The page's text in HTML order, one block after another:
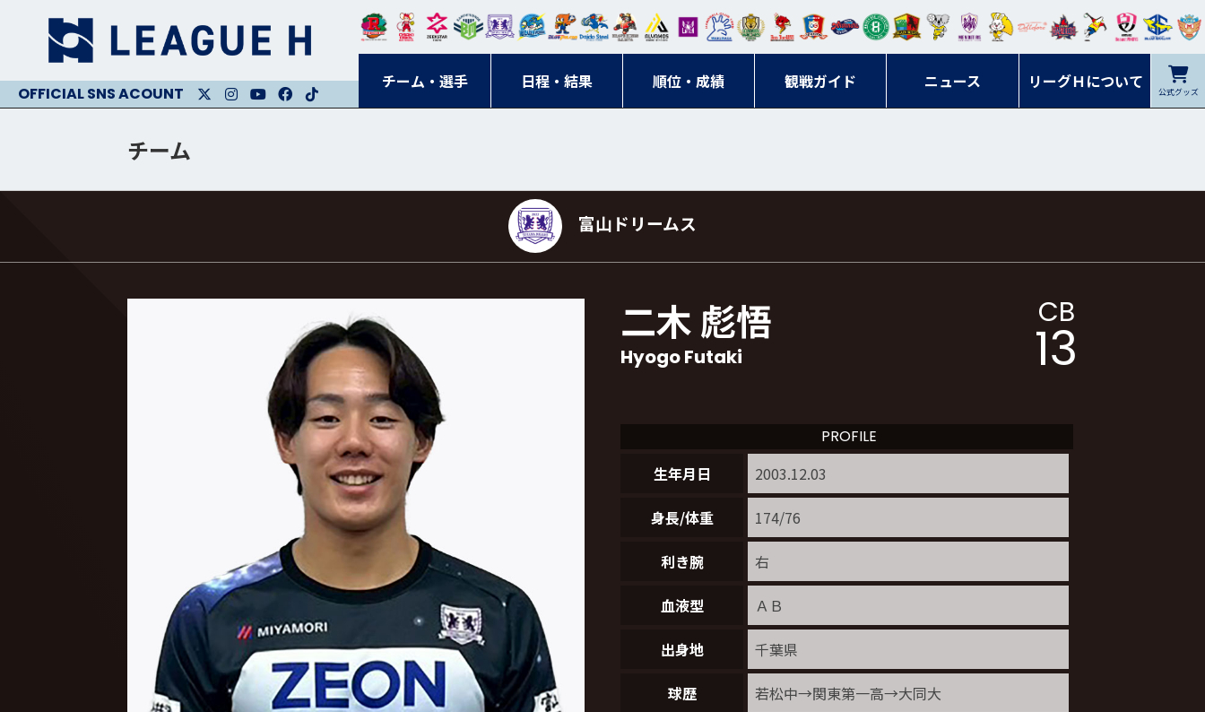
チーム・選手 日程・結果 順位・成績 観戦ガイド ニュース リーグＨについて 公式グッズ
東日
本レ
ガロ
オー
ソル
埼玉
クス
ター
東京
BM
ドリ
ーム
ス
寺ブ
ルー
サン
ーフ
ァル
コン
ニッ キン
ス大
阪
エゾハン
ンウ
ルヴ
ス福
ルネ コラ
ンマ
ーレ
ービ
ー石
ック 名古
オレ
ット
ツ
フォ
ーレ
岡山
イプ
ルレ
ッズ
シラ トピ
ンデ
ィー
クヤ
鹿児
島
チーム
富山ドリームス
二木 彪悟
Hyogo Futaki
CB
13
生年月日 2003.12.03
身長/体重 174/76
利き腕 右
血液型 ＡＢ
出身地 千葉県
球歴 若松中→関東第一高→大同大
PROFILE